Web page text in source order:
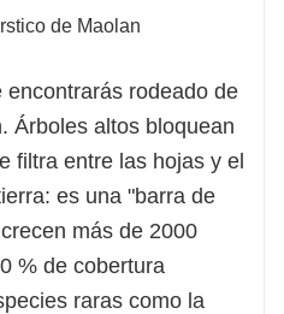
rodeado de
Árboles altos bloquean
filtra entre las hojas y el
es una "barra de
más de 2000
% de cobertura
raras como la